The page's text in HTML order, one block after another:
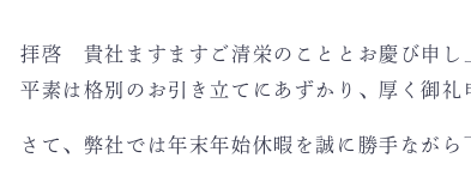
拝啓 貴社ますますご清栄のこととお慶び申し
平素は格別のお引き立てにあずかり、厚く御礼
さて、弊社では年末年始休暇を誠に勝手ながら